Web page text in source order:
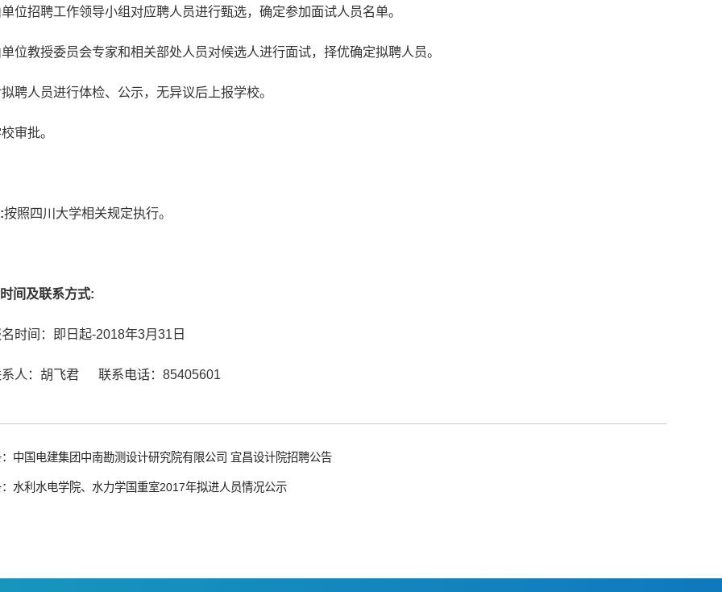
位招聘工作领导小组对应聘人员进行甄选，确定参加面试人员名单。
位教授委员会专家和相关部处人员对候选人进行面试，择优确定拟聘人员。
聘人员进行体检、公示，无异议后上报学校。
审批。
按照四川大学相关规定执行。
间及联系方式:
时间：即日起-2018年3月31日
系人：胡飞君 联系电话：85405601
中国电建集团中南勘测设计研究院有限公司 宜昌设计院招聘公告
水利水电学院、水力学国重室2017年拟进人员情况公示